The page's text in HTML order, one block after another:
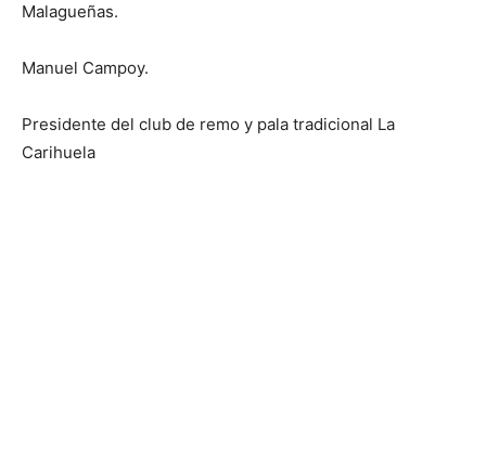
Malagueñas.
Manuel Campoy.
Presidente del club de remo y pala tradicional La
Carihuela